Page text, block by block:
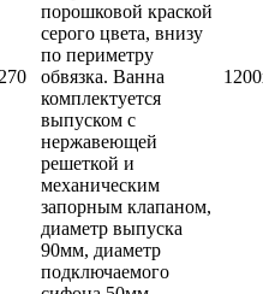
270
порошковой краской
серого цвета, внизу
по периметру
обвязка. Ванна
комплектуется
выпуском с
нержавеющей
решеткой и
механическим
запорным клапаном,
диаметр выпуска
90мм, диаметр
подключаемого